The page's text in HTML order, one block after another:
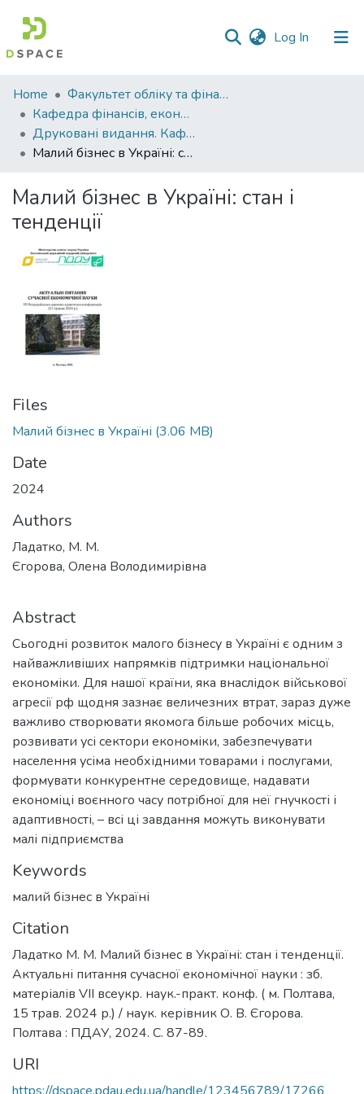
Log In (current)
Communities
&
Collections
Statistics
Home
Факультет обліку та фінансів
Кафедра фінансів, економічних досліджень і туризму
Друковані видання. Кафедра фінансів, економічних досліджень і туризму
Малий бізнес в Україні: стан і тенденції
Малий бізнес в Україні: стан і
тенденції
Files
Малий бізнес в Україні (3.06 MB)
Date
2024
Authors
Ладатко, М. М.
Єгорова, Олена Володимирівна
Abstract
Сьогодні розвиток малого бізнесу в Україні є одним з
найважливіших напрямків підтримки національної
економіки. Для нашої країни, яка внаслідок військової
агресії рф щодня зазнає величезних втрат, зараз дуже
важливо створювати якомога більше робочих місць,
розвивати усі сектори економіки, забезпечувати
населення усіма необхідними товарами і послугами,
формувати конкурентне середовище, надавати
економіці воєнного часу потрібної для неї гнучкості і
адаптивності, – всі ці завдання можуть виконувати
малі підприємства
Keywords
малий бізнес в Україні
Citation
Ладатко М. М. Малий бізнес в Україні: стан і тенденції.
Актуальні питання сучасної економічної науки : зб.
матеріалів VІІ всеукр. наук.-практ. конф. ( м. Полтава,
15 трав. 2024 р.) / наук. керівник О. В. Єгорова.
Полтава : ПДАУ, 2024. C. 87-89.
URI